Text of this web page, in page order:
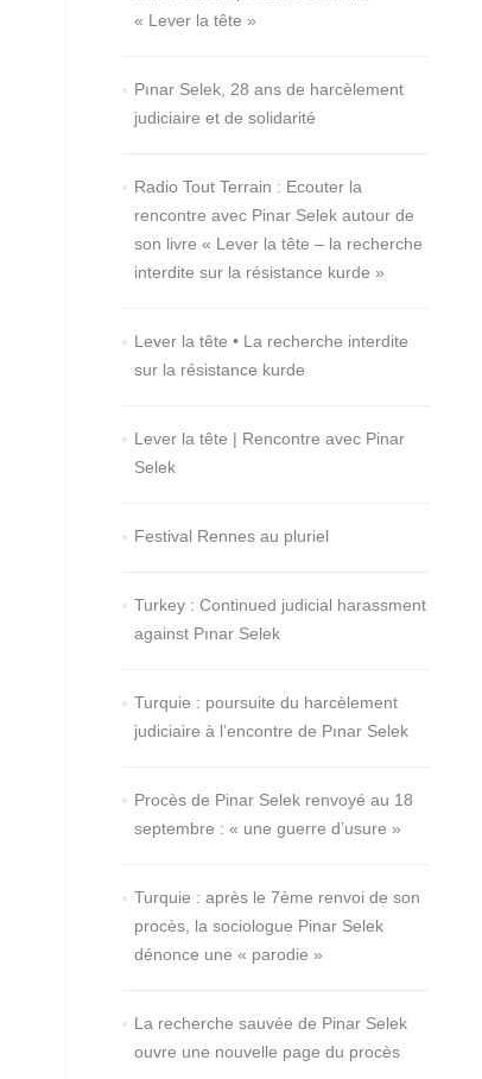
« Lever la tête »
Pınar Selek, 28 ans de harcèlement
judiciaire et de solidarité
Radio Tout Terrain : Ecouter la
rencontre avec Pinar Selek autour de
son livre « Lever la tête – la recherche
interdite sur la résistance kurde »
Lever la tête • La recherche interdite
sur la résistance kurde
Lever la tête | Rencontre avec Pinar
Selek
Festival Rennes au pluriel
Turkey : Continued judicial harassment
against Pınar Selek
Turquie : poursuite du harcèlement
judiciaire à l’encontre de Pınar Selek
Procès de Pinar Selek renvoyé au 18
septembre : « une guerre d’usure »
Turquie : après le 7ème renvoi de son
procès, la sociologue Pinar Selek
dénonce une « parodie »
La recherche sauvée de Pinar Selek
ouvre une nouvelle page du procès